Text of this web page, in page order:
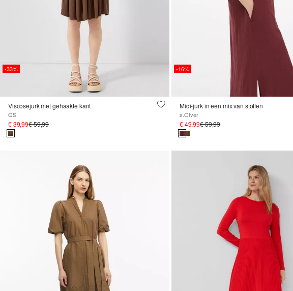
-33%
Viscosejurk met gehaakte kant
QS
€ 39,99€ 59,99
-16%
Midi-jurk in een mix van stoffen
s.Oliver
€ 49,99€ 59,99